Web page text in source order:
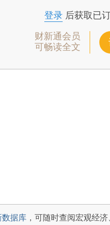
登录后获取已
财新通会员
可畅读全文
数据库 ，可随时查阅宏观经